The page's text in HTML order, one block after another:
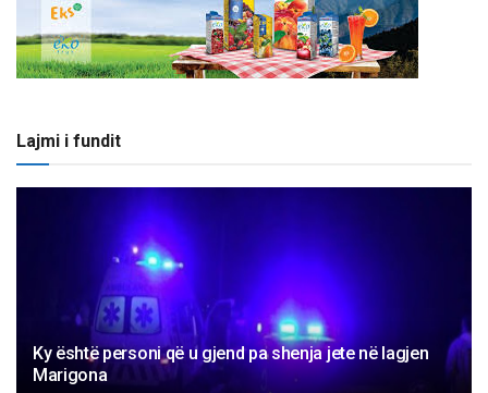
Lajmi i fundit
Ky është personi që u gjend pa shenja jete në lagjen
Marigona